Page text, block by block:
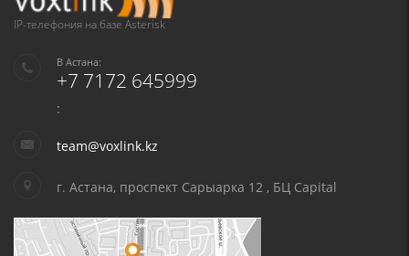
IP-телефония на базе Asterisk
В Астана:
+7 7172 645999
:
team@voxlink.kz
г. Астана, проспект Сарыарка 12 , БЦ Capital